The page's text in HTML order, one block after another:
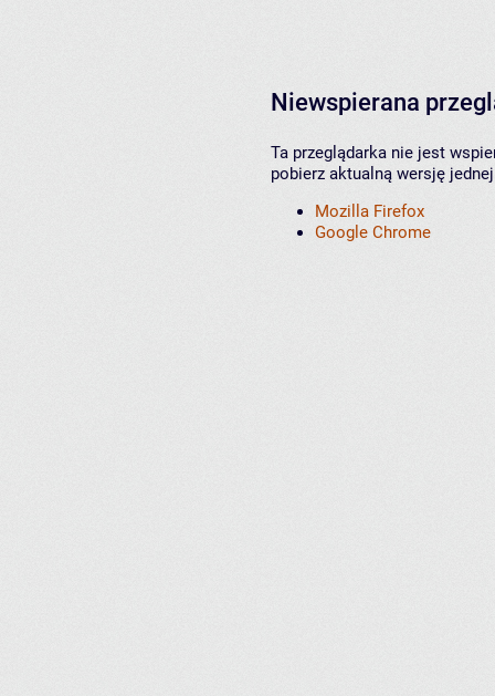
Niewspierana
Ta przeglądarka nie jest
pobierz aktualną wersję
Mozilla Firefox
Google Chrome